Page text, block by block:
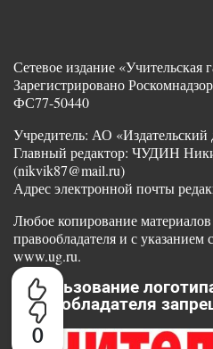
0
Сетевое издание «Учительская
Зарегистрировано
ФС77-50440
Учредитель: АО «Издательский
Главный редактор: ЧУДИН
(nikvik87@mail.ru)
Адрес электронной почты
Любое копирование материалов
правообладателя и с указанием
www.ug.ru.
Использование
правообладателя